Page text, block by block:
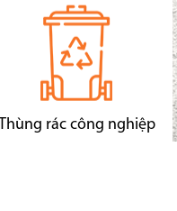
Thùng rác công nghiệp